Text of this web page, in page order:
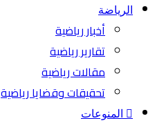
الرياضة
أخبار رياضية
تقارير رياضية
مقالات رياضية
تحقيقات وقضايا رياضية
المنوعات